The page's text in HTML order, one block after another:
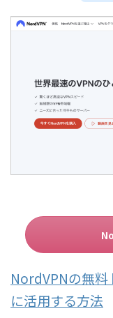
NordVPNの無料
に活用する方法